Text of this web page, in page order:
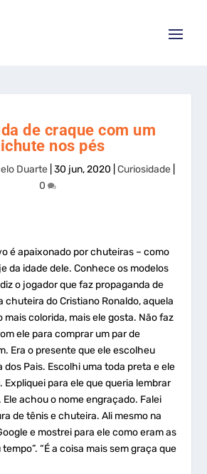
de craque com um
nos pés
Duarte| 30 jun, 2020 Curiosidade|
0
é apaixonado por chuteiras – como
da idade dele. Conhece os modelos
o jogador que faz propaganda de
chuteira do Cristiano Ronaldo, aquela
mais colorida, mais ele gosta. Não faz
ele para comprar um par de
Era o presente que ele escolheu
dos Pais. Escolhi uma toda preta e ele
Expliquei para ele que queria lembrar
achou o nome engraçado. Falei
de tênis e chuteira. Ali mesmo na
e mostrei para ele como eram as
“É a coisa mais sem graça que